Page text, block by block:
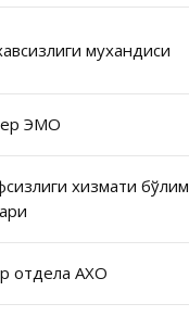
мухандиси
ЭМО
хизмати бўлим
отдела АХО